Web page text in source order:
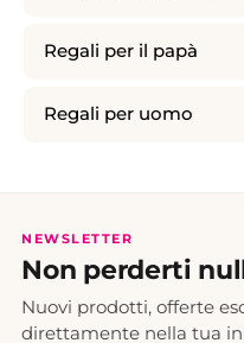
Regali per il papà
Regali per uomo
NEWSLETTER
Non perderti
Nuovi prodotti, offerte
direttamente nella tua